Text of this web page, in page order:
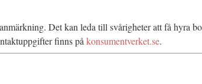
Det kan leda till svårigheter att få hyra
finns påkonsumentverket.se.